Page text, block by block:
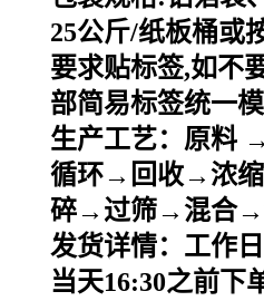
25公斤/纸板桶或
要求贴标签,如不
部简易标签统一模
生产工艺：原料
循环→回收→浓
碎→过筛→混合
发货详情：工作
当天16:30之前下